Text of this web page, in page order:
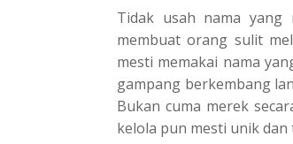
Tidak usah nama yang
membuat orang sulit
mesti memakai nama
gampang berkembang
Bukan cuma merek
kelola pun mesti unik dan